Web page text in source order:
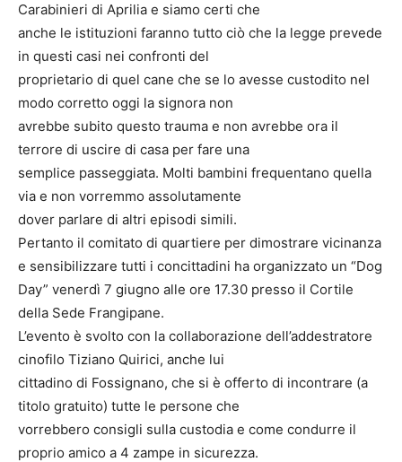
Carabinieri di Aprilia e siamo certi che
anche le istituzioni faranno tutto ciò che la legge prevede
in questi casi nei confronti del
proprietario di quel cane che se lo avesse custodito nel
modo corretto oggi la signora non
avrebbe subito questo trauma e non avrebbe ora il
terrore di uscire di casa per fare una
semplice passeggiata. Molti bambini frequentano quella
via e non vorremmo assolutamente
dover parlare di altri episodi simili.
Pertanto il comitato di quartiere per dimostrare vicinanza
e sensibilizzare tutti i concittadini ha organizzato un “Dog
Day” venerdì 7 giugno alle ore 17.30 presso il Cortile
della Sede Frangipane.
L’evento è svolto con la collaborazione dell’addestratore
cinofilo Tiziano Quirici, anche lui
cittadino di Fossignano, che si è offerto di incontrare (a
titolo gratuito) tutte le persone che
vorrebbero consigli sulla custodia e come condurre il
proprio amico a 4 zampe in sicurezza.